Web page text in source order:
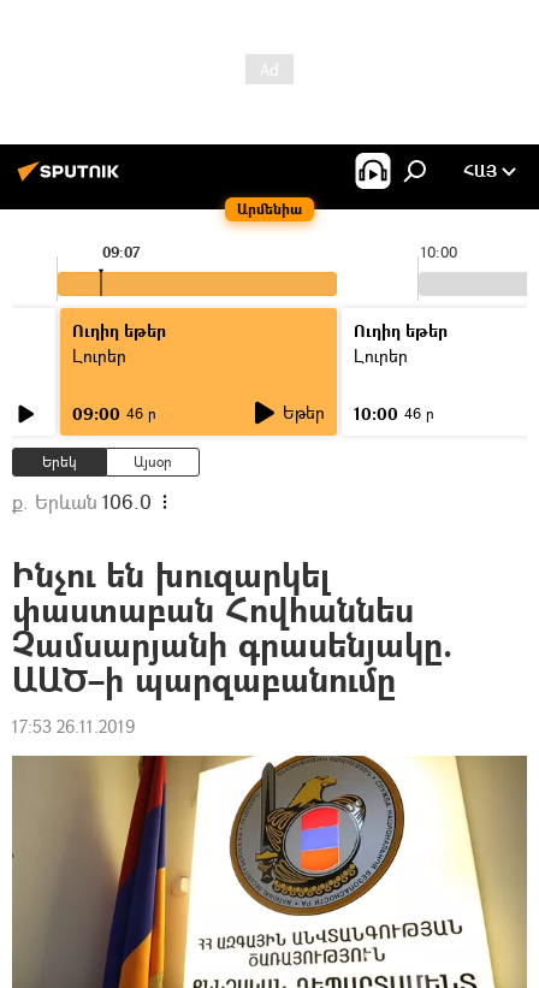
Արմենիա
ՀԱՅ
10:00
09:07
Ուղիղ եթեր
Լուրեր
09:00 46 ր Եթեր
Ուղիղ եթեր
Լուրեր
10:00 46 ր
Երեկ Այսօր
ք. Երևան 106.0
Ինչու են խուզարկել
փաստաբան Հովհաննես
Չամսարյանի գրասենյակը.
ԱԱԾ–ի պարզաբանումը
17:53 26.11.2019